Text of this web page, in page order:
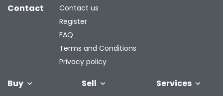
Buy Sell Services
Contact
Contact us
Register
FAQ
Terms and Conditions
Privacy policy